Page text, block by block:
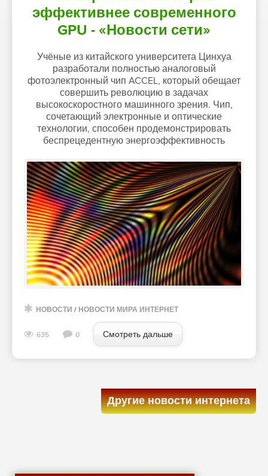
эффективнее современного
GPU - «Новости сети»
Учёные из китайского университета Цинхуа
разработали полностью аналоговый
фотоэлектронный чип ACCEL, который обещает
совершить революцию в задачах
высокоскоростного машинного зрения. Чип,
сочетающий электронные и оптические
технологии, способен продемонстрировать
беспрецедентную энергоэффективность
НОВОСТИ / НОВОСТИ МИРА ИНТЕРНЕТ
635 0 Смотреть дальше
Другие новости интернета